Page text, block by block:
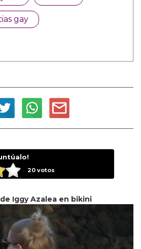
gay
20votos
Iggy Azalea en bikini